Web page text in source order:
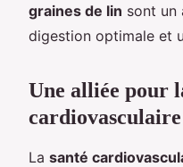
graines de lin sont un
digestion optimale et
Une alliée pour
cardiovasculaire
La santé